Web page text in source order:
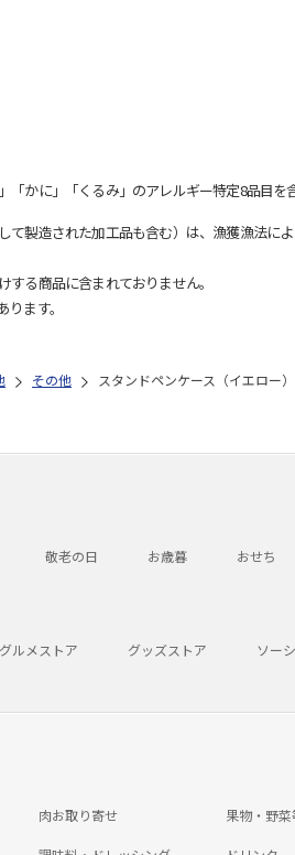
かに」「くるみ」のアレルギー特定8品目を
製造された加工品も含む）は、漁獲漁法に
る商品に含まれておりません。
ます。
その他 スタンドペンケース（イエロー
敬老の日 お歳暮 おせち
ルメストア グッズストア ソー
肉お取り寄せ 果物・野菜